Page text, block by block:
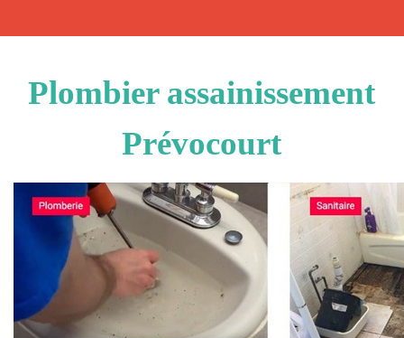
Plombier assainissement
Prévocourt